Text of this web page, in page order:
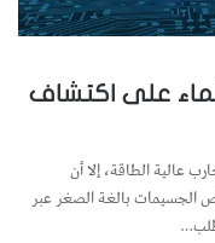
على اكتشاف
عالية الطاقة، إلا أن
الجسيمات بالغة الصغر عبر